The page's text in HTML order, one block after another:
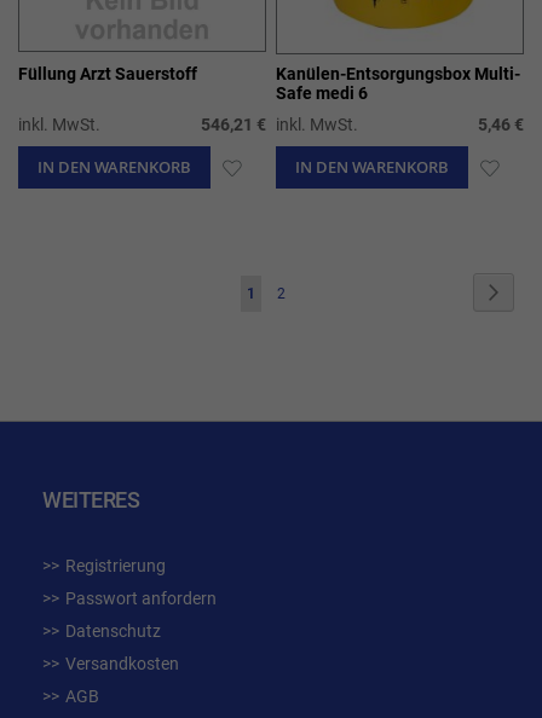
Füllung Arzt Sauerstoff
inkl. MwSt. 546,21 €
IN DEN WARENKORB ZUR
Kanülen-Entsorgungsbox Multi-
Safe medi 6
inkl. MwSt.
5,46 €
IN DEN WARENKORB ZUR
Seite
Sie
1 Seite
2
WEITERES
Registrierung
Passwort anfordern
Datenschutz
Versandkosten
AGB